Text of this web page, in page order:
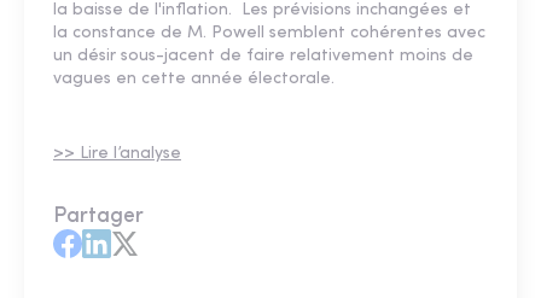
la baisse de l'inflation. Les prévisions inchangées et
la constance de M. Powell semblent cohérentes avec
un désir sous-jacent de faire relativement moins de
vagues en cette année électorale.
>> Lire l’analyse
Partager